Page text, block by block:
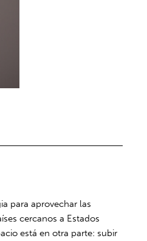
para aprovechar las
cercanos a Estados
está en otra parte: subir